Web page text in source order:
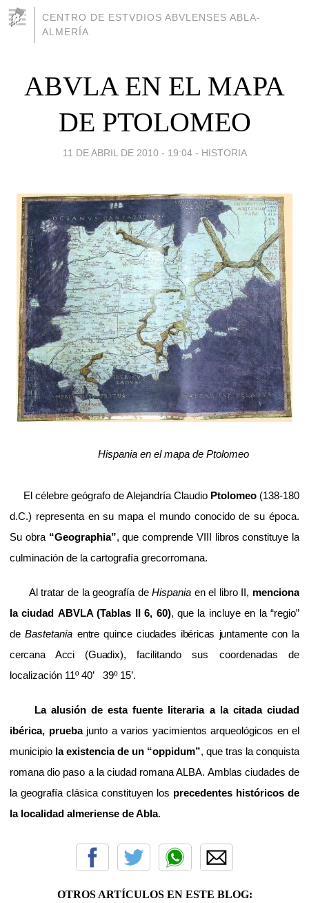
CENTRO DE ESTVDIOS ABVLENSES ABLA-
ALMERÍA
ABVLA EN EL MAPA
DE PTOLOMEO
11 DE ABRIL DE 2010 - 19:04 - HISTORIA
Hispania en el mapa de Ptolomeo
El célebre geógrafo de Alejandría Claudio Ptolomeo (138-180
d.C.) representa en su mapa el mundo conocido de su época.
Su obra “Geographia”, que comprende VIII libros constituye la
culminación de la cartografía grecorromana.
Al tratar de la geografía deHispania en el libro II, menciona
la ciudad ABVLA (Tablas II 6, 60), que la incluye en la “regio”
deBastetania entre quince ciudades ibéricas juntamente con la
cercana Acci (Guadix), facilitando sus coordenadas de
localización 11º 40’
39º 15’.
La alusión de esta fuente literaria a la citada ciudad
ibérica, pruebajunto a varios yacimientos arqueológicos en el
municipio la existencia de un “oppidum”, que tras la conquista
romana dio paso a la ciudad romana ALBA. Amblas ciudades de
la geografía clásica constituyen los precedentes históricos de
la localidad almeriense de Abla.
OTROS ARTÍCULOS EN ESTE BLOG: